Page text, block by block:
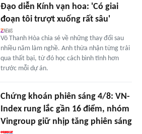
Đạo diễn Kính vạn hoa: 'Có giai
đoạn tôi trượt xuống rất sâu'
Võ Thanh Hòa chia sẻ về những thay đổi sau
nhiều năm làm nghề. Anh thừa nhận từng trải
qua thất bại, từ đó học cách bình tĩnh hơn
trước mỗi dự án.
Chứng khoán phiên sáng 4/8: VN-
Index rung lắc gần 16 điểm, nhóm
Vingroup giữ nhịp tăng phiên sáng